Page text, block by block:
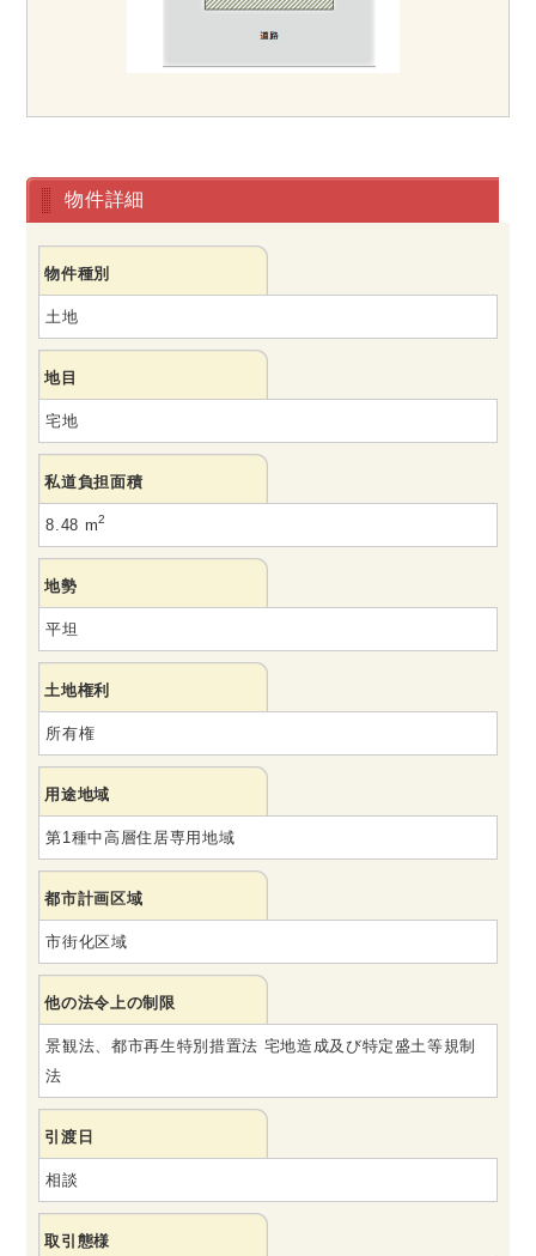
物件詳細
物件種別
土地
地目
宅地
私道負担面積
8.48 m2
地勢
平坦
土地権利
所有権
用途地域
第1種中高層住居専用地域
都市計画区域
市街化区域
他の法令上の制限
景観法、都市再生特別措置法 宅地造成及び特定盛土等規制
法
引渡日
相談
取引態様